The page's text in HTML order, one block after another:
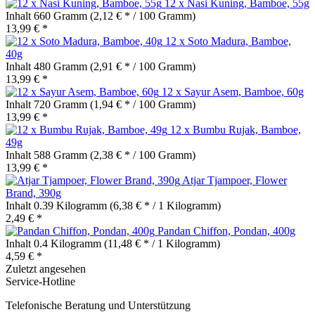
12 x Nasi Kuning, Bamboe, 55g
Inhalt 660 Gramm (2,12 € * / 100 Gramm)
13,99 € *
12 x Soto Madura, Bamboe,
40g
Inhalt 480 Gramm (2,91 € * / 100 Gramm)
13,99 € *
12 x Sayur Asem, Bamboe, 60g
Inhalt 720 Gramm (1,94 € * / 100 Gramm)
13,99 € *
12 x Bumbu Rujak, Bamboe,
49g
Inhalt 588 Gramm (2,38 € * / 100 Gramm)
13,99 € *
Atjar Tjampoer, Flower
Brand, 390g
Inhalt 0.39 Kilogramm (6,38 € * / 1 Kilogramm)
2,49 € *
Pandan Chiffon, Pondan, 400g
Inhalt 0.4 Kilogramm (11,48 € * / 1 Kilogramm)
4,59 € *
Zuletzt angesehen
Service-Hotline
Telefonische Beratung und Unterstützung